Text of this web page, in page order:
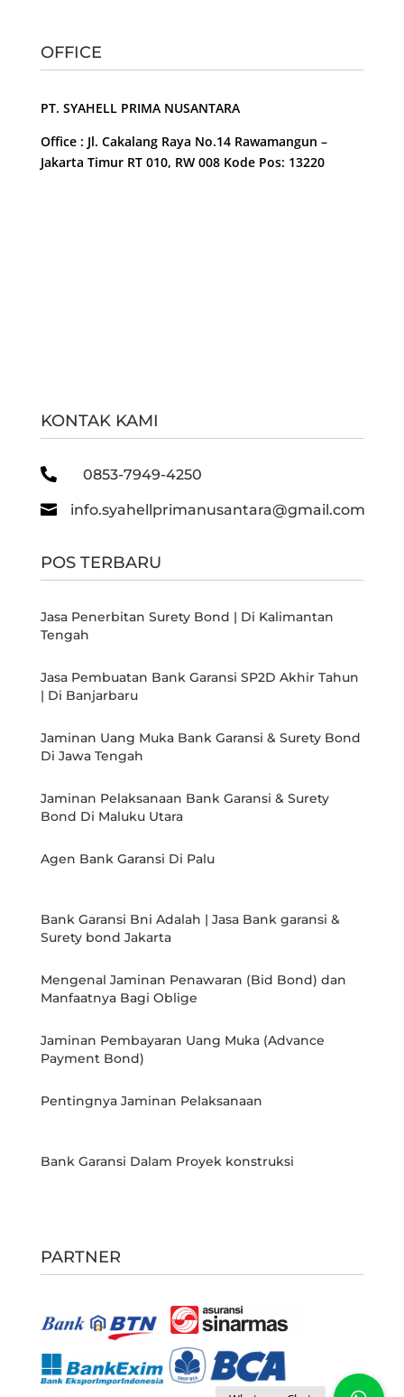
OFFICE
PT. SYAHELL PRIMA NUSANTARA
Office : Jl. Cakalang Raya No.14 Rawamangun –
Jakarta Timur RT 010, RW 008 Kode Pos: 13220
KONTAK KAMI
 0853-7949-4250
 info.syahellprimanusantara@gmail.com
POS TERBARU
Jasa Penerbitan Surety Bond | Di Kalimantan
Tengah
Jasa Pembuatan Bank Garansi SP2D Akhir Tahun
| Di Banjarbaru
Jaminan Uang Muka Bank Garansi & Surety Bond
Di Jawa Tengah
Jaminan Pelaksanaan Bank Garansi & Surety
Bond Di Maluku Utara
Agen Bank Garansi Di Palu
Bank Garansi Bni Adalah | Jasa Bank garansi &
Surety bond Jakarta
Mengenal Jaminan Penawaran (Bid Bond) dan
Manfaatnya Bagi Oblige
Jaminan Pembayaran Uang Muka (Advance
Payment Bond)
Pentingnya Jaminan Pelaksanaan
Bank Garansi Dalam Proyek konstruksi
PARTNER